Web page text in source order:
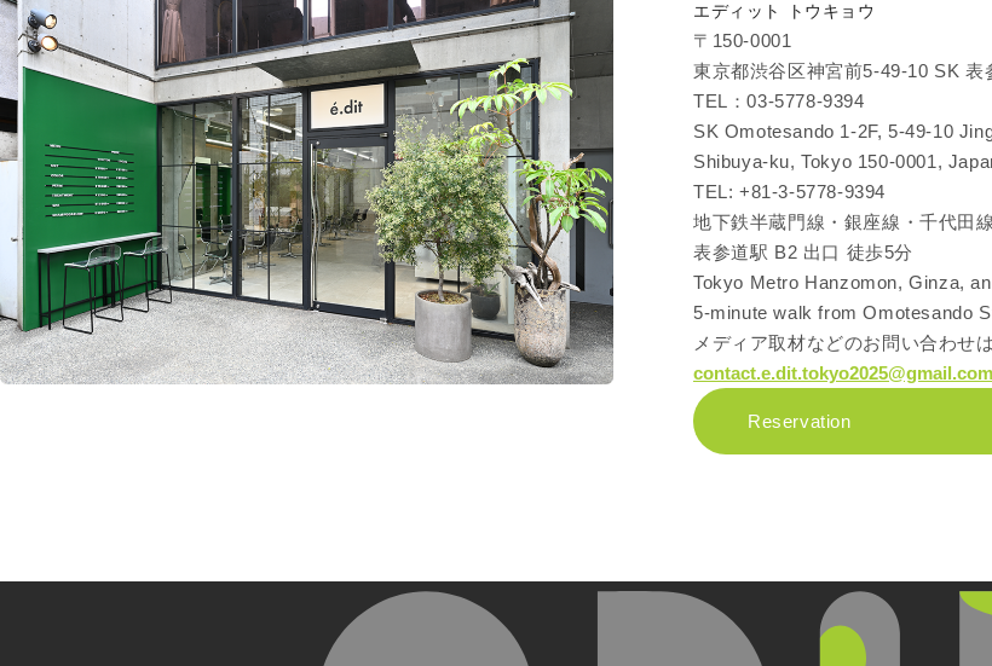
エディット トウキョウ
〒150-0001
東京都渋谷区神宮前5-49-10 SK 表
TEL：03-5778-9394
SK Omotesando 1-2F, 5-49-10
Shibuya-ku, Tokyo 150-0001,
TEL: +81-3-5778-9394
地下鉄半蔵門線・銀座線・千代田線
表参道駅 B2 出口 徒歩5分
Tokyo Metro Hanzomon, Ginza,
5-minute walk from Omotesando
メディア取材などのお問い合わせ
contact.e.dit.tokyo2025@gmail.com
Reservation